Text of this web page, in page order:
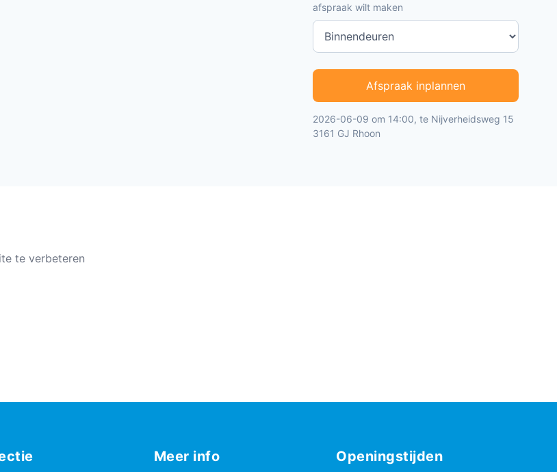
afspraak wilt maken
Afspraak inplannen
2026-06-09 om 14:00, te Nijverheidsweg 15
3161 GJ Rhoon
te verbeteren
Meer info Openingstijden